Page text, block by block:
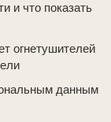
и что показать
огнетушителей
данным